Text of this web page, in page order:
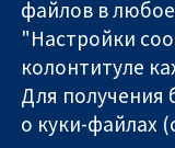
The Cochrane
company limited by
файлов в
"Настройки
колонтитуле
Для
о куки-файлах